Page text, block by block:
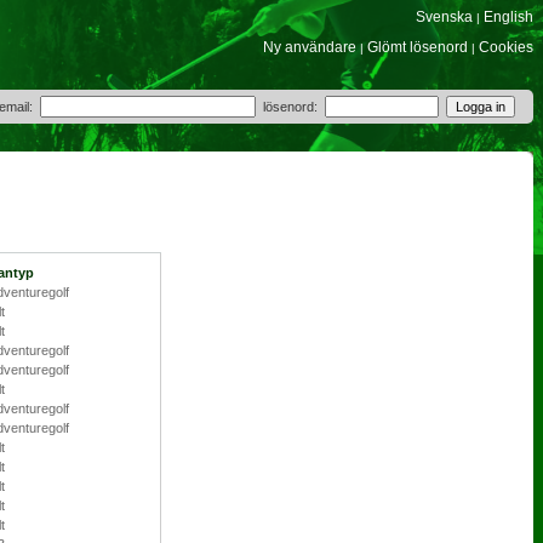
Svenska | English
Ny användare | Glömt lösenord | Cookies
lösenord: